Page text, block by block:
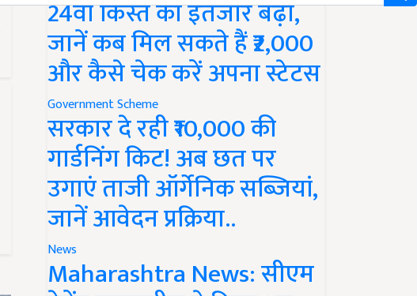
24वीं किस्त का इंतजार बढ़ा,
जानें कब मिल सकते हैं ₹2,000
और कैसे चेक करें अपना स्टेटस
Government Scheme
सरकार दे रही ₹10,000 की
गार्डनिंग किट! अब छत पर
उगाएं ताजी ऑर्गेनिक सब्जियां,
जानें आवेदन प्रक्रिया..
News
Maharashtra News: सीएम